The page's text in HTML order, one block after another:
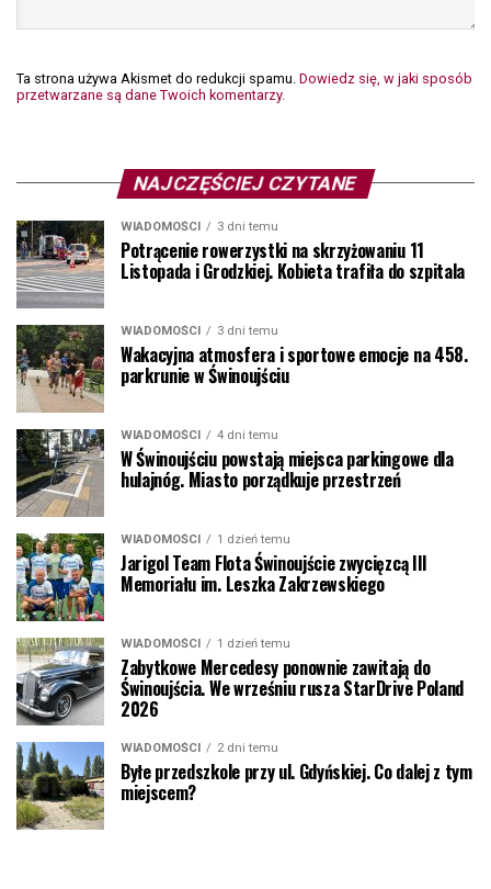
Ta strona używa Akismet do redukcji spamu. Dowiedz się, w jaki sposób
przetwarzane są dane Twoich komentarzy.
NAJCZĘŚCIEJ CZYTANE
WIADOMOŚCI 3 dni temu
Potrącenie rowerzystki na skrzyżowaniu 11
Listopada i Grodzkiej. Kobieta trafiła do szpitala
WIADOMOŚCI 3 dni temu
Wakacyjna atmosfera i sportowe emocje na 458.
parkrunie w Świnoujściu
WIADOMOŚCI 4 dni temu
W Świnoujściu powstają miejsca parkingowe dla
hulajnóg. Miasto porządkuje przestrzeń
WIADOMOŚCI 1 dzień temu
Jarigol Team Flota Świnoujście zwycięzcą III
Memoriału im. Leszka Zakrzewskiego
WIADOMOŚCI 1 dzień temu
Zabytkowe Mercedesy ponownie zawitają do
Świnoujścia. We wrześniu rusza StarDrive Poland
2026
WIADOMOŚCI 2 dni temu
Byłe przedszkole przy ul. Gdyńskiej. Co dalej z tym
miejscem?